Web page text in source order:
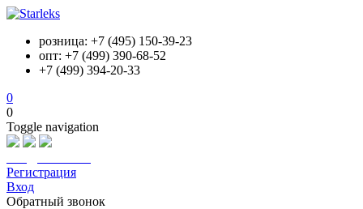
розница: +7 (495) 150-39-23
опт: +7 (499) 390-68-52
+7 (499) 394-20-33
0
0
Toggle navigation
Регистрация
Вход
Обратный звонок